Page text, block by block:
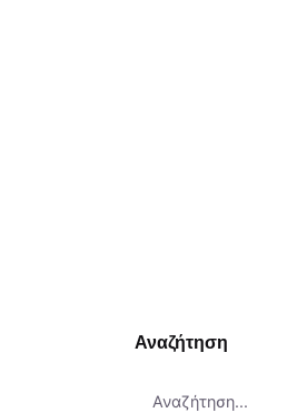
Αναζήτηση